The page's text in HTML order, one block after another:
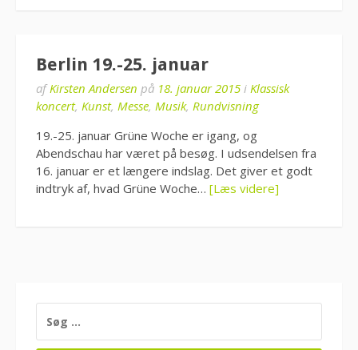
Berlin 19.-25. januar
afKirsten Andersen på 18. januar 2015 i Klassisk
koncert, Kunst, Messe, Musik, Rundvisning
19.-25. januar Grüne Woche er igang, og
Abendschau har været på besøg. I udsendelsen fra
16. januar er et længere indslag. Det giver et godt
indtryk af, hvad Grüne Woche… [Læs videre]
EFTER: